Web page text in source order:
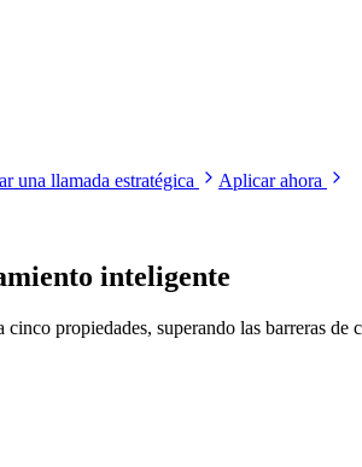
una llamada estratégica Aplicar ahora
inteligente
propiedades, superando las barreras de